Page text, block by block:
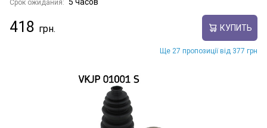
Срок ожидания:
418 КУПИТЬ
Ще 27 пропозиції від 377 грн